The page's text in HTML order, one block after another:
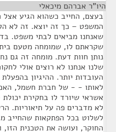
היו"ר אברהם מיכאלי
בעצם, החייב כשהוא הגיע אצל
המשפט – כך זה יוצא. זה לא
שאנחנו מביאים לבתי משפט.
שקראתם לו, שמומחה מטעם
נותן חוות דעת. מומחה זה גם
שלנו אנחנו לא רוצים אולי
העובדות יותר. ההיגיון
לאותו - - של חברת חשמל, האם
אשראי שיורד לו בחקירת
לא מדברים פה על תיאוריות.
לשלוט בכל הפתקאות שהחייב
החוקר, ועושה את הטכנית הזו,